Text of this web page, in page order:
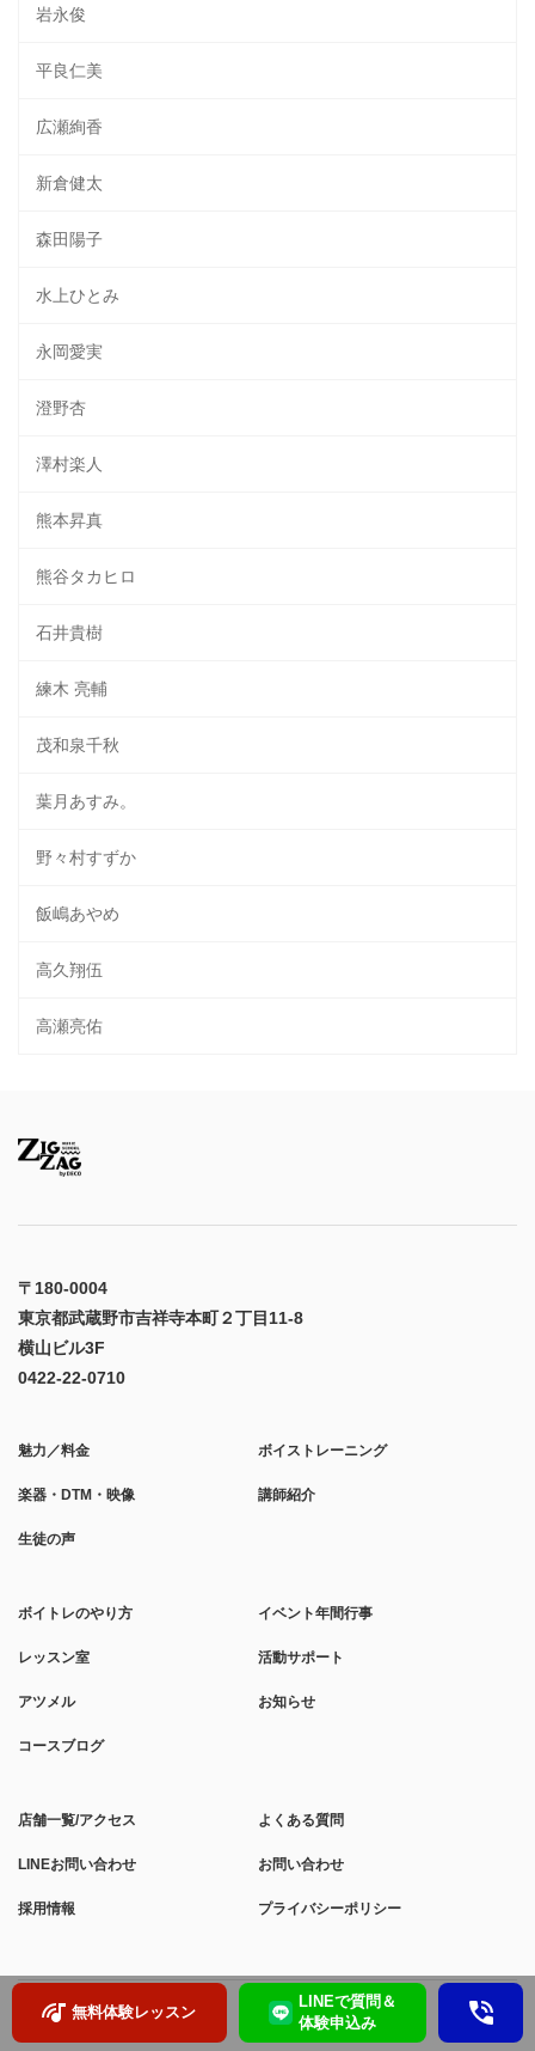
無料体験レッスン
LINEで質問＆
体験申込み
岩永俊
平良仁美
広瀬絢香
新倉健太
森田陽子
水上ひとみ
永岡愛実
澄野杏
澤村楽人
熊本昇真
熊谷タカヒロ
石井貴樹
練木 亮輔
茂和泉千秋
葉月あすみ。
野々村すずか
飯嶋あやめ
高久翔伍
高瀬亮佑
〒180-0004
東京都武蔵野市吉祥寺本町２丁目11-8
横山ビル3F
0422-22-0710
魅力／料金 ボイストレーニング
楽器・DTM・映像 講師紹介
生徒の声
ボイトレのやり方 イベント年間行事
レッスン室 活動サポート
アツメル お知らせ
コースブログ
店舗一覧/アクセス よくある質問
LINEお問い合わせ お問い合わせ
採用情報 プライバシーポリシー